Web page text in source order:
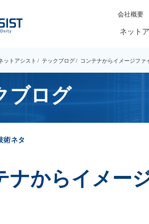
ネット
会社概要
ットアシスト テックブログ コンテナからイメージファ
ブログ
術ネタ
ナからイメー